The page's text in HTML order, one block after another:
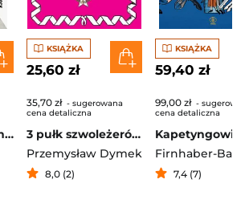
Tam, dokąd ciągną tłumy. Historia świętych miejsc
KSIĄŻKA
25,60 zł
35,70 zł - sugerowana
cena detaliczna
3 pułk szwoleżerów mazowieckich im. Jana Kozietulskiego
Przemysław Dymek
8,0 (2)
KSIĄŻKA
59,40 zł
99,00 zł -
cena detaliczna
7,4 (7)